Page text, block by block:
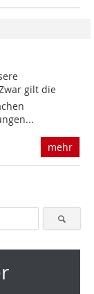
gilt die
mehr